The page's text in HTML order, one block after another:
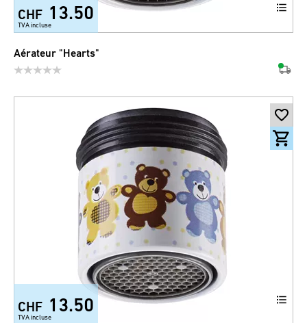
CHF 13.50
TVA incluse
Aérateur "Hearts"
CHF 13.50
TVA incluse